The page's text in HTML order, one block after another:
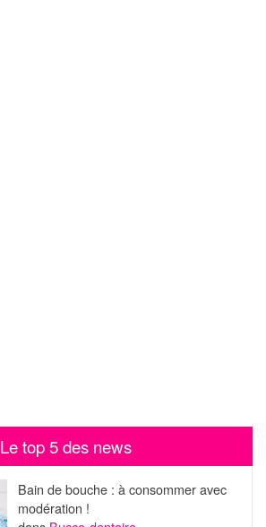
Le top 5 des news
Bain de bouche : à consommer avec
modération !